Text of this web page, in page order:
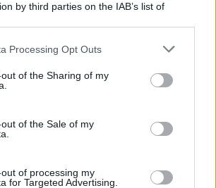
by third parties on the IAB’s list of
also be disclosed by us to third parties
third parties.
website/app uses one or more Google
gather and store information including but
visit or usage behaviour. You may click to
to Google and its third-party tags to
Processing Opt Outs
of the Sharing of my
of the Sale of my
of processing my
for Targeted Advertising.
Francia
UK